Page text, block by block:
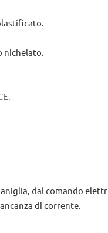
nichelato.
dal comando
di corrente.